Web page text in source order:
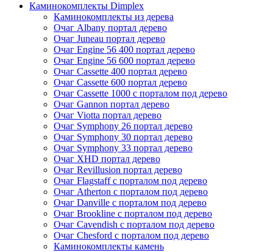
Каминокомплекты Dimplex
Каминокомплекты из дерева
Очаг Albany портал дерево
Очаг Juneau портал дерево
Очаг Engine 56 400 портал дерево
Очаг Engine 56 600 портал дерево
Очаг Cassette 400 портал дерево
Очаг Cassette 600 портал дерево
Очаг Cassette 1000 с порталом под дерево
Очаг Gannon портал дерево
Очаг Viotta портал дерево
Очаг Symphony 26 портал дерево
Очаг Symphony 30 портал дерево
Очаг Symphony 33 портал дерево
Очаг XHD портал дерево
Очаг Revillusion портал дерево
Очаг Flagstaff с порталом под дерево
Очаг Atherton с порталом под дерево
Очаг Danville с порталом под дерево
Очаг Brookline с порталом под дерево
Очаг Cavendish с порталом под дерево
Очаг Chesford с порталом под дерево
Каминокомплекты камень